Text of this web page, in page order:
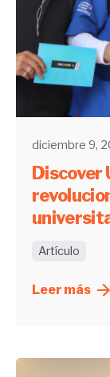
UHE
diciembre 9,
Discover
Artículo
Leer más